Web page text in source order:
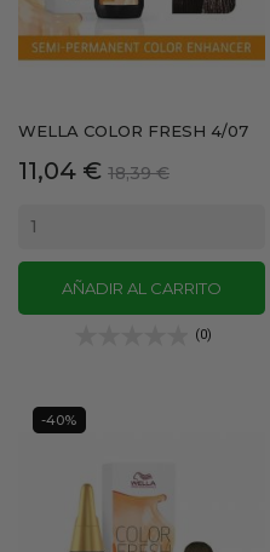
WELLA COLOR FRESH 4/07
Precio
11,04 € Precio
18,39 €
AÑADIR AL CARRITO
(0)
-40%